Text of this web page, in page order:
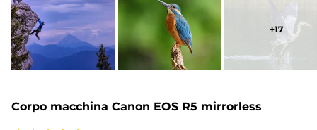
+17
Corpo macchina Canon EOS R5 mirrorless